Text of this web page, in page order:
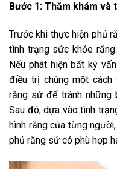
Bước 1: Thăm khám và
Trước khi thực hiện phủ
tình trạng sức khỏe răng
Nếu phát hiện bất kỳ
điều trị chúng một cách
răng sứ để tránh những
Sau đó, dựa vào tình
hình răng của từng
phủ răng sứ có phù hợp